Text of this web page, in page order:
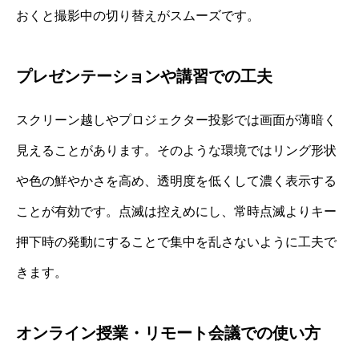
おくと撮影中の切り替えがスムーズです。
プレゼンテーションや講習での工夫
スクリーン越しやプロジェクター投影では画面が薄暗く
見えることがあります。そのような環境ではリング形状
や色の鮮やかさを高め、透明度を低くして濃く表示する
ことが有効です。点滅は控えめにし、常時点滅よりキー
押下時の発動にすることで集中を乱さないように工夫で
きます。
オンライン授業・リモート会議での使い方